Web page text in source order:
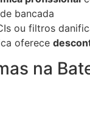
bancada
ou filtros
oferece
na